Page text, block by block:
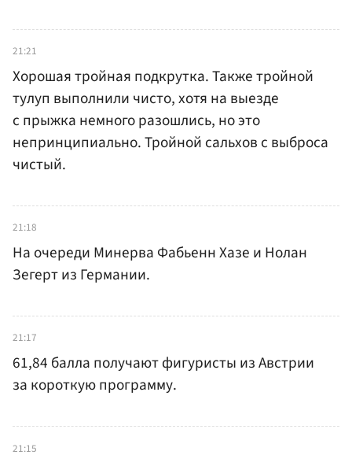
21:21
Хорошая тройная подкрутка. Также тройной
тулуп выполнили чисто, хотя на выезде
с прыжка немного разошлись, но это
непринципиально. Тройной сальхов с выброса
чистый.
21:18
На очереди Минерва Фабьенн Хазе и Нолан
Зегерт из Германии.
21:17
61,84 балла получают фигуристы из Австрии
за короткую программу.
21:15